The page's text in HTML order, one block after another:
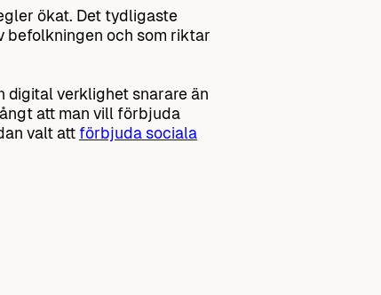
ökat. Det tydligaste
befolkningen och som riktar
digital verklighet snarare än
att man vill förbjuda
valt att förbjuda sociala